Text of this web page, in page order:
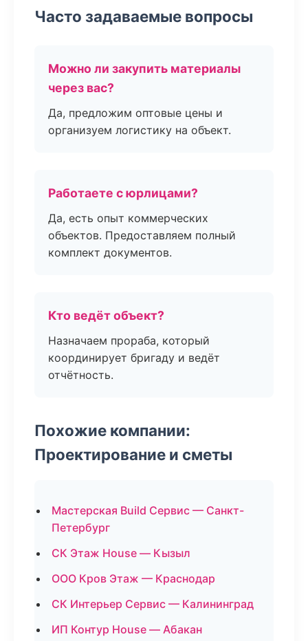
Часто задаваемые вопросы
Можно ли закупить материалы
через вас?
Да, предложим оптовые цены и
организуем логистику на объект.
Работаете с юрлицами?
Да, есть опыт коммерческих
объектов. Предоставляем полный
комплект документов.
Кто ведёт объект?
Назначаем прораба, который
координирует бригаду и ведёт
отчётность.
Похожие компании:
Проектирование и сметы
Мастерская Build Сервис — Санкт-
Петербург
СК Этаж House — Кызыл
ООО Кров Этаж — Краснодар
СК Интерьер Сервис — Калининград
ИП Контур House — Абакан